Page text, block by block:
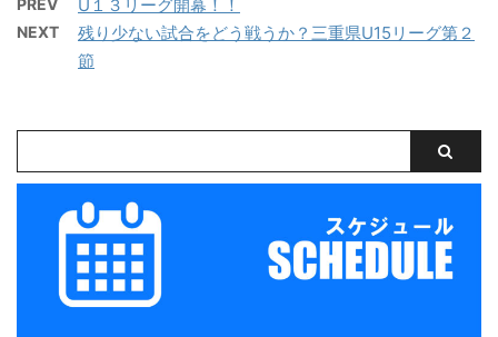
個々がもつストロングポ
に参加できます。※参加
にはお申込みが必要で
セル等ないようご予定を
ださい。 ウォーミングア
ップを兼ねた基礎技術練
習の後、たくさんミニサ
ッカーの試合を実施。そ
して毎日ベストプレヤー
ジャス（岡山）・FCファ
https://miesocceracade
my.com/wp-
07/PXL_20260718_0801
22879.mp4 トレーニン
グマッチ 三重サッカーア
U１３リーグ開幕！！
NEXT
残り少ない試合をどう戦うか？三重県U15リーグ第２
節